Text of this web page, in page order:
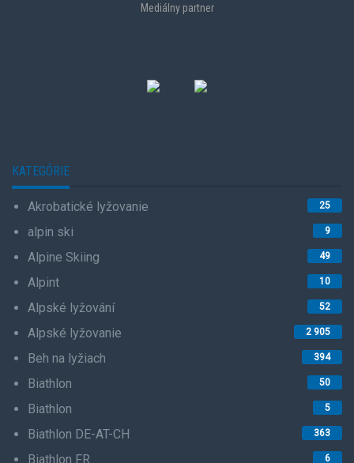
Mediálny partner
KATEGÓRIE
Akrobatické lyžovanie 25
alpin ski 9
Alpine Skiing 49
Alpint 10
Alpské lyžování 52
Alpské lyžovanie 2 905
Beh na lyžiach 394
Biathlon 50
Biathlon 5
Biathlon DE-AT-CH 363
Biathlon FR 6